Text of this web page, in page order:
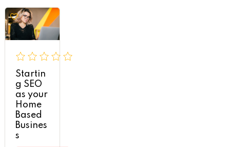
Startin
g SEO
as your
Home
Based
Busines
s